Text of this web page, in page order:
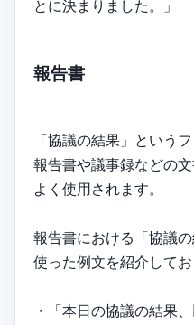
とに決まりました。」
報告書
「協議の結果」という
報告書や議事録などの
よく使用されます。
報告書における「協議
使った例文を紹介してお
・「本日の協議の結果